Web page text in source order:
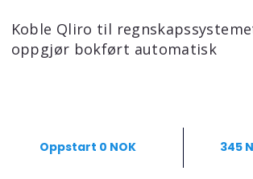
Koble Qliro til
oppgjør bokført automatisk
Oppstart 0 NOK 345